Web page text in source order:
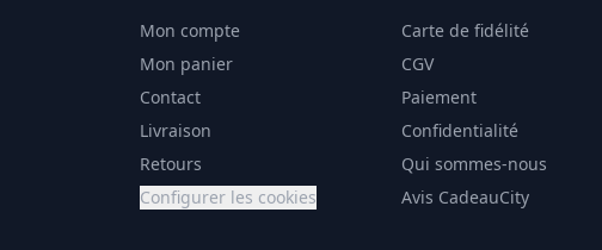
Mon compte
Mon panier
Contact
Livraison
Retours
Configurer les cookies
Carte de fidélité
CGV
Paiement
Confidentialité
Qui sommes-nous
Avis CadeauCity